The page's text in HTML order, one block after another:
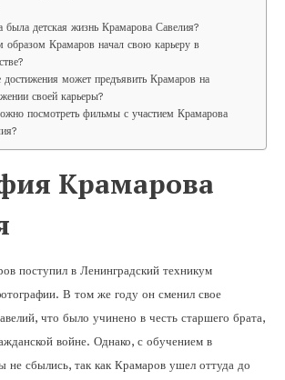
была детская жизнь Крамарова Савелия?
образом Крамаров начал свою карьеру в
достижения может предъявить Крамаров на
своей карьеры?
посмотреть фильмы с участием Крамарова
Крамарова
поступил в Ленинградский техникум
В том же году он сменил свое
что было учинено в честь старшего брата,
войне. Однако, с обучением в
не сбылись, так как Крамаров ушел оттуда до